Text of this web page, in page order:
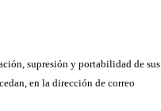
supresión y portabilidad de sus
en la dirección de correo